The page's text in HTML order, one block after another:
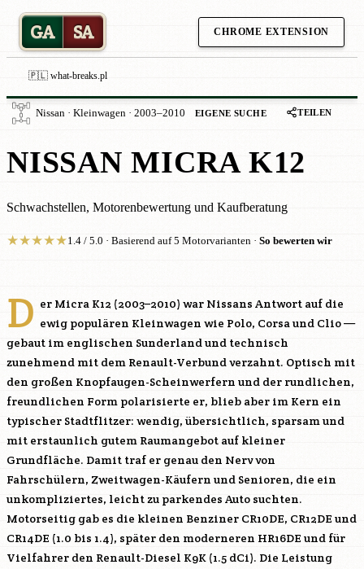
GA SA CHROME EXTENSION
🇵🇱 what-breaks.pl
Nissan · Kleinwagen · 2003–2010 EIGENE SUCHE TEILEN
NISSAN MICRA K12
Schwachstellen, Motorenbewertung und Kaufberatung
★★★★★1.4 / 5.0 · Basierend auf 5 Motorvarianten · So bewerten wir
D er Micra K12 (2003–2010) war Nissans Antwort auf die
ewig populären Kleinwagen wie Polo, Corsa und Clio —
gebaut im englischen Sunderland und technisch
zunehmend mit dem Renault-Verbund verzahnt. Optisch mit
den großen Knopfaugen-Scheinwerfern und der rundlichen,
freundlichen Form polarisierte er, blieb aber im Kern ein
typischer Stadtflitzer: wendig, übersichtlich, sparsam und
mit erstaunlich gutem Raumangebot auf kleiner
Grundfläche. Damit traf er genau den Nerv von
Fahrschülern, Zweitwagen-Käufern und Senioren, die ein
unkompliziertes, leicht zu parkendes Auto suchten.
Motorseitig gab es die kleinen Benziner CR10DE, CR12DE und
CR14DE (1.0 bis 1.4), später den moderneren HR16DE und für
Vielfahrer den Renault-Diesel K9K (1.5 dCi). Die Leistung